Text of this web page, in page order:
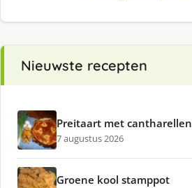
Nieuwste recepten
Preitaart met cantharellen
7 augustus 2026
Groene kool stamppot